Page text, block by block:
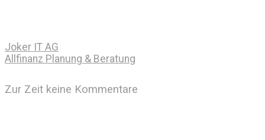
Joker IT AG
Allfinanz Planung & Beratung
Zur Zeit keine Kommentare